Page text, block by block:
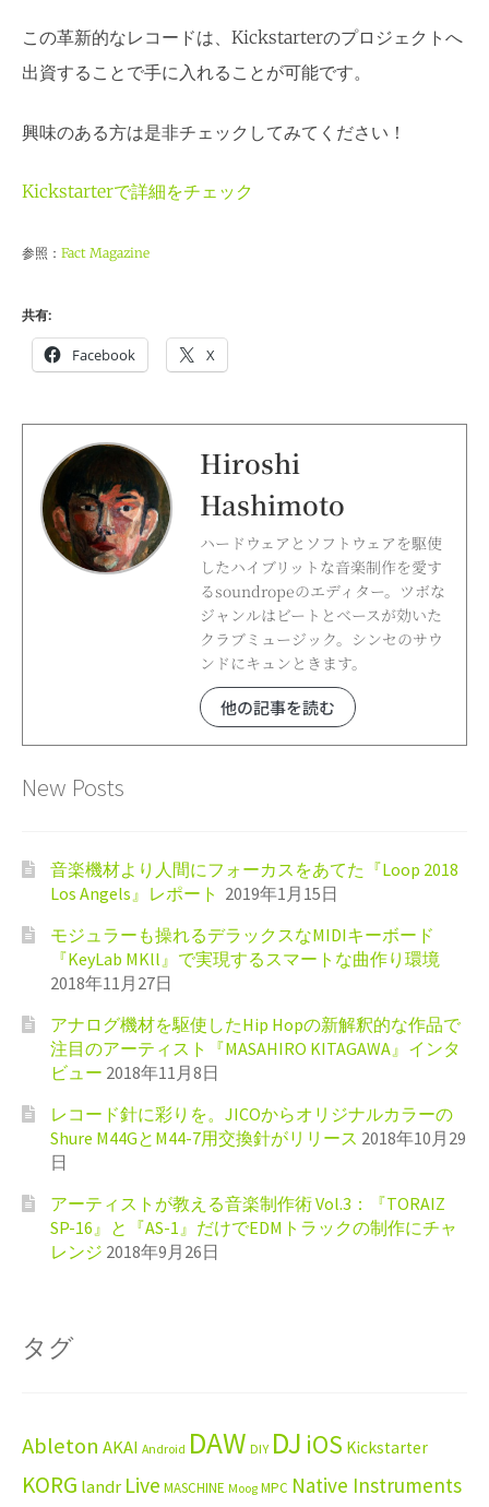
この革新的なレコードは、Kickstarterのプロジェクトへ
出資することで手に入れることが可能です。
興味のある方は是非チェックしてみてください！
Kickstarterで詳細をチェック
参照： Fact Magazine
共有:
Facebook X
Hiroshi
Hashimoto
ハードウェアとソフトウェアを駆使
したハイブリットな音楽制作を愛す
るsoundropeのエディター。ツボな
ジャンルはビートとベースが効いた
クラブミュージック。シンセのサウ
ンドにキュンときます。
他の記事を読む
New Posts
音楽機材より人間にフォーカスをあてた『Loop 2018
Los Angels』レポート 2019年1月15日
モジュラーも操れるデラックスなMIDIキーボード
『KeyLab MKll』で実現するスマートな曲作り環境
2018年11月27日
アナログ機材を駆使したHip Hopの新解釈的な作品で
注目のアーティスト『MASAHIRO KITAGAWA』インタ
ビュー 2018年11月8日
レコード針に彩りを。JICOからオリジナルカラーの
Shure M44GとM44-7用交換針がリリース 2018年10月29
日
アーティストが教える音楽制作術 Vol.3：『TORAIZ
SP-16』と『AS-1』だけでEDMトラックの制作にチャ
レンジ 2018年9月26日
タグ
Ableton AKAI Android DAW DIY DJ iOS Kickstarter
KORG landr Live MASCHINE Moog MPC Native Instruments